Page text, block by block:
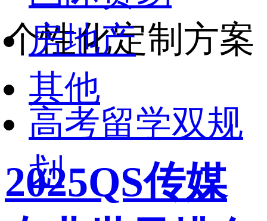
个性化定制方案
高考留学双规
划
房地产
其他
2025QS传媒